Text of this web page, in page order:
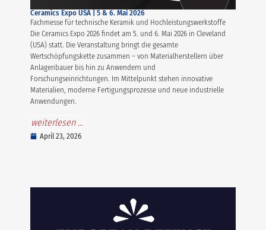
Ceramics Expo USA | 5 & 6. Mai 2026
Fachmesse für technische Keramik und Hochleistungswerkstoffe
Die Ceramics Expo 2026 findet am 5. und 6. Mai 2026 in Cleveland
(USA) statt. Die Veranstaltung bringt die gesamte
Wertschöpfungskette zusammen – von Materialherstellern über
Anlagenbauer bis hin zu Anwendern und
Forschungseinrichtungen. Im Mittelpunkt stehen innovative
Materialien, moderne Fertigungsprozesse und neue industrielle
Anwendungen.
weiterlesen ...
April 23, 2026